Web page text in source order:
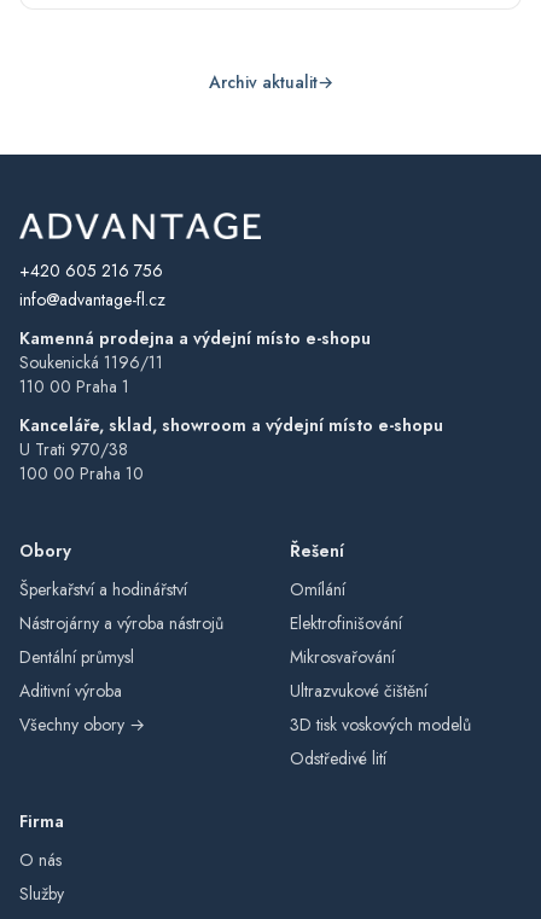
Archiv aktualit→
+420 605 216 756
info@advantage-fl.cz
Kamenná prodejna a výdejní místo e-shopu
Soukenická 1196/11
110 00 Praha 1
Kanceláře, sklad, showroom a výdejní místo e-shopu
U Trati 970/38
100 00 Praha 10
Obory
Šperkařství a hodinářství
Nástrojárny a výroba nástrojů
Dentální průmysl
Aditivní výroba
Všechny obory →
Řešení
Omílání
Elektrofinišování
Mikrosvařování
Ultrazvukové čištění
3D tisk voskových modelů
Odstředivé lití
Firma
O nás
Služby